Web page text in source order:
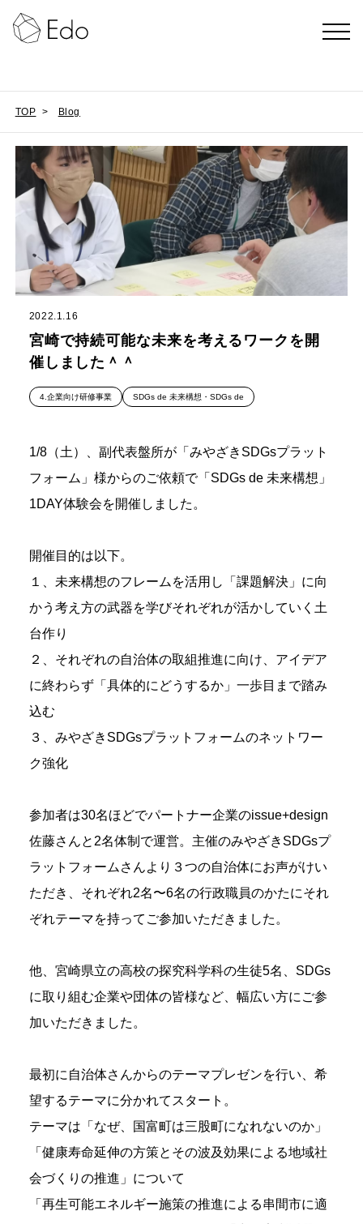
TOP > Blog
2022.1.16
宮崎で持続可能な未来を考えるワークを開
催しました＾＾
4.企業向け研修事業 SDGs de 未来構想・SDGs de
1/8（土）、副代表盤所が「みやざきSDGsプラット
フォーム」様からのご依頼で「SDGs de 未来構想」
1DAY体験会を開催しました。
開催目的は以下。
１、未来構想のフレームを活用し「課題解決」に向
かう考え方の武器を学びそれぞれが活かしていく土
台作り
２、それぞれの自治体の取組推進に向け、アイデア
に終わらず「具体的にどうするか」一歩目まで踏み
込む
３、みやざきSDGsプラットフォームのネットワー
ク強化
参加者は30名ほどでパートナー企業のissue+design
佐藤さんと2名体制で運営。主催のみやざきSDGsプ
ラットフォームさんより３つの自治体にお声がけい
ただき、それぞれ2名〜6名の行政職員のかたにそれ
ぞれテーマを持ってご参加いただきました。
他、宮崎県立の高校の探究科学科の生徒5名、SDGs
に取り組む企業や団体の皆様など、幅広い方にご参
加いただきました。
最初に自治体さんからのテーマプレゼンを行い、希
望するテーマに分かれてスタート。
テーマは「なぜ、国富町は三股町になれないのか」
「健康寿命延伸の方策とその波及効果による地域社
会づくりの推進」について
「再生可能エネルギー施策の推進による串間市に適